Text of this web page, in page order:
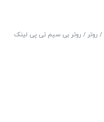
/ روتر / روتر بی سیم تی پی لینک